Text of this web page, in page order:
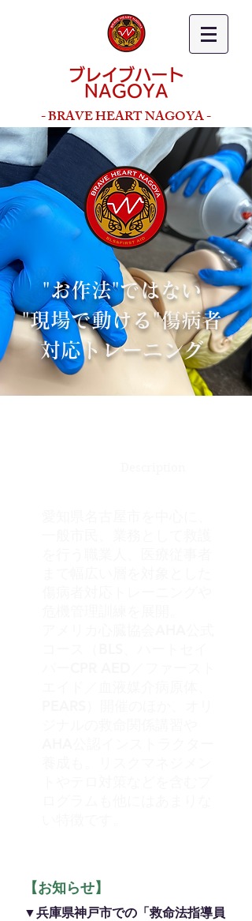
ブレイブハート
NAGOYA
- BRAVE HEART NAGOYA -
"お作法"ではない
"現場で動ける"傷病者
対応トレーニング
【お知らせ】
▼兵庫県神戸市での「救命法指導員